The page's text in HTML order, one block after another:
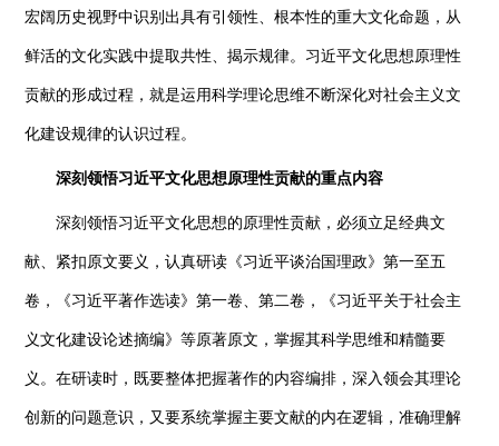
宏阔历史视野中识别出具有引领性、根本性的重大文化命题，从
鲜活的文化实践中提取共性、揭示规律。习近平文化思想原理性
贡献的形成过程，就是运用科学理论思维不断深化对社会主义文
化建设规律的认识过程。
深刻领悟习近平文化思想原理性贡献的重点内容
深刻领悟习近平文化思想的原理性贡献，必须立足经典文
献、紧扣原文要义，认真研读《习近平谈治国理政》第一至五
卷，《习近平著作选读》第一卷、第二卷，《习近平关于社会主
义文化建设论述摘编》等原著原文，掌握其科学思维和精髓要
义。在研读时，既要整体把握著作的内容编排，深入领会其理论
创新的问题意识，又要系统掌握主要文献的内在逻辑，准确理解